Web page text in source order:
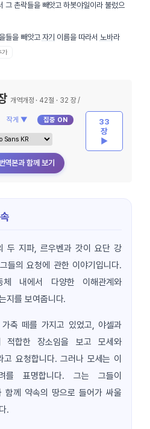
그 촌락들을 빼앗고 하봇야일이라 불렀으
들을 빼앗고자기 이름을 따라서 노바라
가
개역개정 · 42절 · 32 장 /
작게 ▼ 집중 ON
역본과 함께 보기
33
장
▶
두 지파, 르우벤과 갓이 요단 강
들의 요청에 관한 이야기입니다.
내에서 다양한 이해관계와
지를 보여줍니다.
축 떼를 가지고 있었고, 야셀과
적합한 장소임을 보고 모세와
요청합니다. 그러나 모세는 이
표명합니다. 그는 그들이
함께 약속의 땅으로 들어가 싸울
.